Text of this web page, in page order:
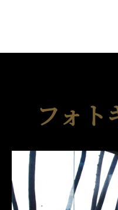
フォト